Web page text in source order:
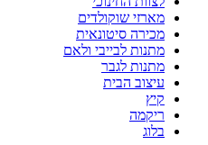
מארזי שוקולדים
מכירה סיטונאית
מתנות לבייבי ולאם
מתנות לגבר
עיצוב הבית
קיץ
ריקמה
בלוג